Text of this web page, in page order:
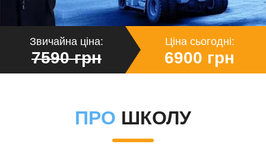
Звичайна ціна:
7590 грн
Ціна сьогодні:
6900 грн
ПРО ШКОЛУ